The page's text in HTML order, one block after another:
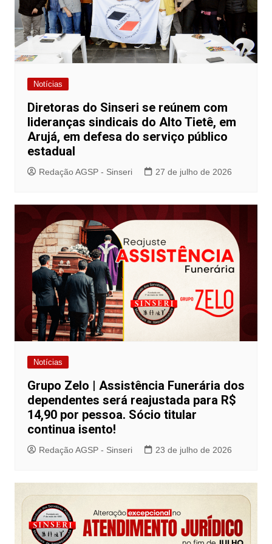
Notícias
Diretoras do Sinseri se reúnem com
lideranças sindicais do Alto Tietê, em
Arujá, em defesa do serviço público
estadual
Redação AGSP - Sinseri 27 de julho de 2026
Notícias
Grupo Zelo | Assistência Funerária dos
dependentes será reajustada para R$
14,90 por pessoa. Sócio titular
continua isento!
Redação AGSP - Sinseri 23 de julho de 2026